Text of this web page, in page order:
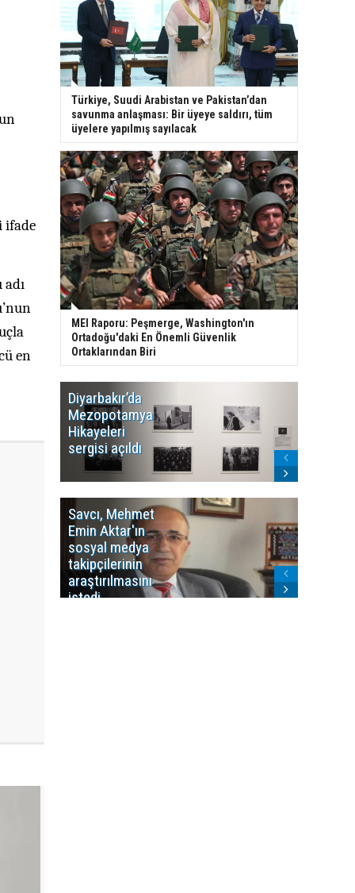
ifade
en
Türkiye, Suudi Arabistan ve Pakistan’dan
savunma anlaşması: Bir üyeye saldırı, tüm
üyelere yapılmış sayılacak
MEI Raporu: Peşmerge, Washington'ın
Ortadoğu'daki En Önemli Güvenlik
Ortaklarından Biri
Diyarbakır’da
Mezopotamya
Hikayeleri
sergisi açıldı
Savcı, Mehmet
Emin Aktar'ın
sosyal medya
takipçilerinin
araştırılmasını
istedi